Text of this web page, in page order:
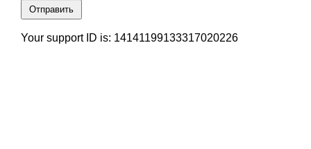
Отправить
Your support ID is: 14141199133317020226